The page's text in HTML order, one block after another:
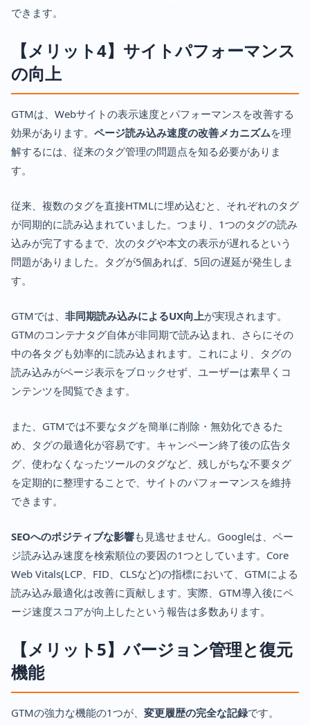
できます。
【メリット4】サイトパフォーマンス
の向上
GTMは、Webサイトの表示速度とパフォーマンスを改善する
効果があります。 ページ読み込み速度の改善メカニズムを理
解するには、従来のタグ管理の問題点を知る必要がありま
す。
従来、複数のタグを直接HTMLに埋め込むと、それぞれのタグ
が同期的に読み込まれていました。つまり、1つのタグの読み
込みが完了するまで、次のタグや本文の表示が遅れるという
問題がありました。タグが5個あれば、5回の遅延が発生しま
す。
GTMでは、 非同期読み込みによるUX向上が実現されます。
GTMのコンテナタグ自体が非同期で読み込まれ、さらにその
中の各タグも効率的に読み込まれます。これにより、タグの
読み込みがページ表示をブロックせず、ユーザーは素早くコ
ンテンツを閲覧できます。
また、GTMでは不要なタグを簡単に削除・無効化できるた
め、タグの最適化が容易です。キャンペーン終了後の広告タ
グ、使わなくなったツールのタグなど、残しがちな不要タグ
を定期的に整理することで、サイトのパフォーマンスを維持
できます。
SEOへのポジティブな影響も見逃せません。Googleは、ペー
ジ読み込み速度を検索順位の要因の1つとしています。Core
Web Vitals(LCP、FID、CLSなど)の指標において、GTMによる
読み込み最適化は改善に貢献します。実際、GTM導入後にペ
ージ速度スコアが向上したという報告は多数あります。
【メリット5】バージョン管理と復元
機能
GTMの強力な機能の1つが、 変更履歴の完全な記録です。